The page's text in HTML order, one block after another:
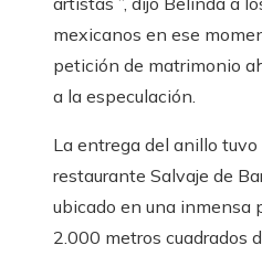
mexicanos en ese
petición de matrimonio
a la especulación.
La entrega del anillo tuvo
restaurante Salvaje de
ubicado en una inmensa
2.000 metros cuadrados